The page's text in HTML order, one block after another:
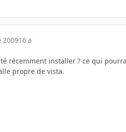
200916 a
récemment installer ? ce qui
propre de vista.